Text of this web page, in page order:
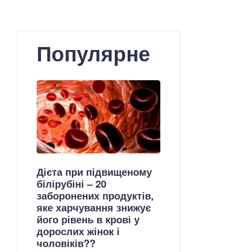
Популярне
Дієта при підвищеному
білірубіні – 20
заборонених продуктів,
яке харчування знижує
його рівень в крові у
дорослих жінок і
чоловіків??